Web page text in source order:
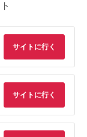
サイトに行く
サイトに行く